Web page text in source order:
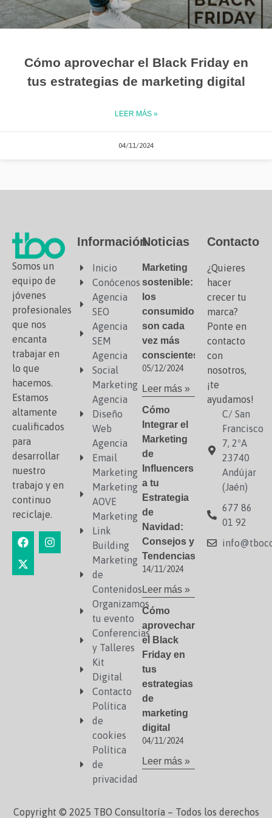
Cómo aprovechar el Black Friday en
tus estrategias de marketing digital
LEER MÁS »
04/11/2024
Somos un
equipo de
jóvenes
profesionales
que nos
encanta
trabajar en
lo que
hacemos.
Estamos
altamente
cualificados
para
desarrollar
nuestro
trabajo y en
continuo
reciclaje.
Información
Inicio
Conócenos
Agencia
SEO
Agencia
SEM
Agencia
Social
Marketing
Agencia
Diseño
Web
Agencia
Email
Marketing
Marketing
AOVE
Marketing
Link
Building
Marketing
de
Contenidos
Organizamos
tu evento
Conferencias
y Talleres
Kit
Digital
Contacto
Política
de
cookies
Política
de
privacidad
Noticias
Marketing
sostenible:
los
consumidores
son cada
vez más
conscientes
05/12/2024
Leer más »
Cómo
Integrar el
Marketing
de
Influencers
a tu
Estrategia
de
Navidad:
Consejos y
Tendencias
14/11/2024
Leer más »
Cómo
aprovechar
el Black
Friday en
tus
estrategias
de
marketing
digital
04/11/2024
Leer más »
Contacto
¿Quieres
hacer
crecer tu
marca?
Ponte en
contacto
con
nosotros,
¡te
ayudamos!
C/ San
Francisco
7, 2ºA
23740
Andújar
(Jaén)
677 86
01 92
Copyright © 2025 TBO Consultoría – Todos los derechos